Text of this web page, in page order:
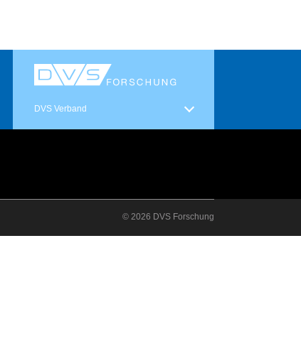
DVS Verband
© 2026 DVS Forschung